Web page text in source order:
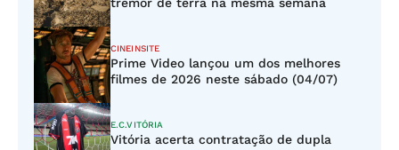
CINEINSITE
Prime Video lançou um dos melhores
filmes de 2026 neste sábado (04/07)
E.C.VITÓRIA
Vitória acerta contratação de dupla